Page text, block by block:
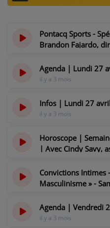
NOS PROGRAMMES COURTS
VOS ÉMISSIONS EN IMAGES
VOTRE PUBLICITÉ SUR PONTACQ
LOCATION DE STUDIOS
L'INFORMATION
EN QUOI ÇA CONSISTE ?
ÉCOUTEZ LES PRODUCTIONS
Pontacq Sports -
Brandon Fajardo,
il y a 3 mois
Agenda | Lundi 27
il y a 3 mois
Infos | Lundi 27
il y a 3 mois
Horoscope |
| Avec Cindy Savy,
Convictions Intimes
Masculinisme » -
Agenda | Vendredi
il y a 3 mois